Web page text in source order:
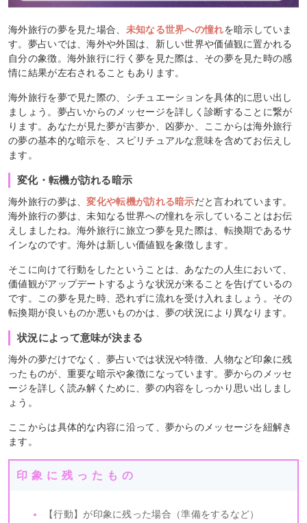
海外旅行の夢を見た場合、 未知なる世界への憧れを暗示していま
す。夢占いでは、海外や外国は、新しい世界や価値観に置かれる
自分の象徴。海外旅行に行く夢を見た際は、その夢を見た時の感
情に結果が左右されることもあります。
海外旅行を夢で見た際の、シチュエーションを具体的に思い出し
ましょう。夢占いからのメッセージを詳しく診断することに繋が
ります。あなたが見た夢が吉夢か、凶夢か、ここからは海外旅行
の夢の基本的な暗示を、スピリチュアルな意味を含めてお伝えし
ます。
変化・転機が訪れる暗示
海外旅行の夢は、変化や転機が訪れる暗示だと言われています。
海外旅行の夢は、未知なる世界への憧れを示していることはお伝
えしましたね。海外旅行に旅立つ夢を見た際は、転換期であるサ
インなのです。海外は新しい価値観を象徴します。
そこに向けて行動をしたということは、あなたの人生において、
価値観がアップデートするような状況が来ることを告げているの
です。この夢を見た時、恐れずに流れを受け入れましょう。その
転換期が良いものか悪いものかは、夢の状況により異なります。
状況によって意味が決まる
海外の夢だけでなく、夢占いでは状況や特徴、人物など印象に残
ったものが、重要な暗示や象徴になっています。夢からのメッセ
ージを詳しく読み解くために、夢の内容をしっかり思い出しまし
ょう。
ここからは具体的な内容に沿って、夢からのメッセージを紐解き
ます。
印象に残ったもの
【行動】が印象に残った場合（準備をするなど）